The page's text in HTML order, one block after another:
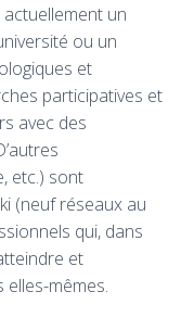
un
ou un
et
participatives et
avec des
etc.) sont
(neuf réseaux au
qui, dans
et
elles-mêmes.